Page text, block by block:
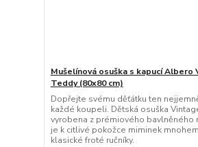
Mušelínová osuška s kapucí Albero
Teddy (80x80 cm)
Dopřejte svému děťátku ten
každé koupeli. Dětská osuška
vyrobena z prémiového bavlněného
je k citlivé pokožce miminek
klasické froté ručníky.